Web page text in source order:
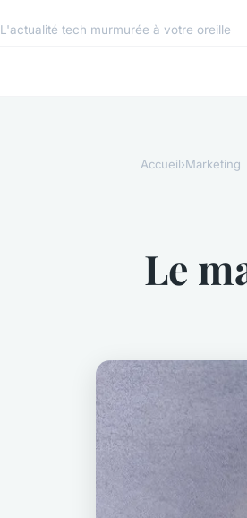
L'actualité tech murmurée à votre oreille
Accueil›Marketing
Le